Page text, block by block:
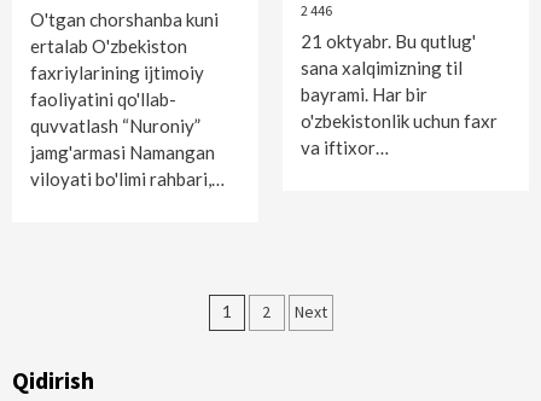
O'tgan chorshanba kuni
ertalab O'zbekiston
faxriylarining ijtimoiy
faoliyatini qo'llab-
quvvatlash “Nuroniy”
jamg'armasi Namangan
viloyati bo'limi rahbari,…
2 446
21 oktyabr. Bu qutlug'
sana xalqimizning til
bayrami. Har bir
o'zbekistonlik uchun faxr
va iftixor…
Maqolalar
1 2 Next
Qidirish